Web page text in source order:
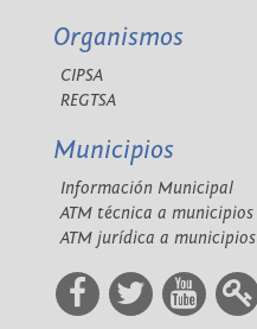
Organismos
CIPSA
REGTSA
Municipios
Información Municipal
ATM técnica a municipios
ATM jurídica a municipios